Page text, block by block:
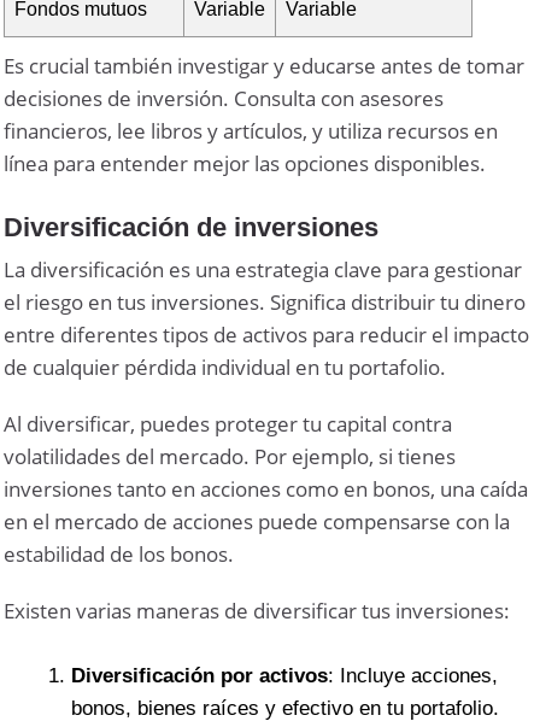
Fondos mutuos Variable Variable
Es crucial también investigar y educarse antes de tomar
decisiones de inversión. Consulta con asesores
financieros, lee libros y artículos, y utiliza recursos en
línea para entender mejor las opciones disponibles.
Diversificación de inversiones
La diversificación es una estrategia clave para gestionar
el riesgo en tus inversiones. Significa distribuir tu dinero
entre diferentes tipos de activos para reducir el impacto
de cualquier pérdida individual en tu portafolio.
Al diversificar, puedes proteger tu capital contra
volatilidades del mercado. Por ejemplo, si tienes
inversiones tanto en acciones como en bonos, una caída
en el mercado de acciones puede compensarse con la
estabilidad de los bonos.
Existen varias maneras de diversificar tus inversiones:
Diversificación por activos: Incluye acciones,
bonos, bienes raíces y efectivo en tu portafolio.